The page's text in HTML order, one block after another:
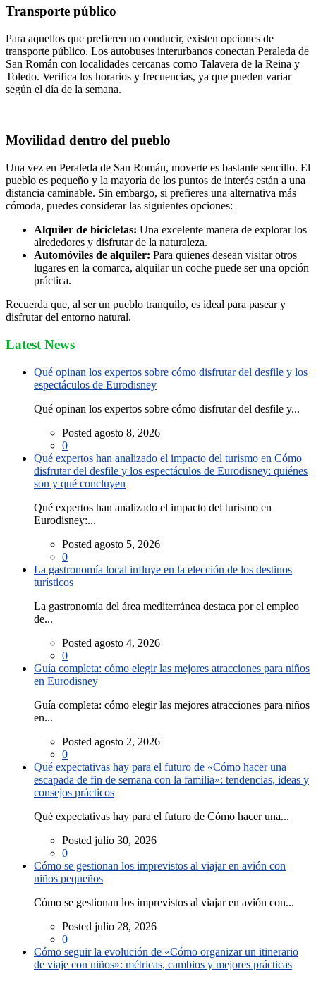
Transporte público
Para aquellos que prefieren no conducir, existen opciones de
transporte público. Los autobuses interurbanos conectan Peraleda de
San Román con localidades cercanas como Talavera de la Reina y
Toledo. Verifica los horarios y frecuencias, ya que pueden variar
según el día de la semana.
Movilidad dentro del pueblo
Una vez en Peraleda de San Román, moverte es bastante sencillo. El
pueblo es pequeño y la mayoría de los puntos de interés están a una
distancia caminable. Sin embargo, si prefieres una alternativa más
cómoda, puedes considerar las siguientes opciones:
Alquiler de bicicletas: Una excelente manera de explorar los
alrededores y disfrutar de la naturaleza.
Automóviles de alquiler: Para quienes desean visitar otros
lugares en la comarca, alquilar un coche puede ser una opción
práctica.
Recuerda que, al ser un pueblo tranquilo, es ideal para pasear y
disfrutar del entorno natural.
Latest News
Qué opinan los expertos sobre cómo disfrutar del desfile y los
espectáculos de Eurodisney
Qué opinan los expertos sobre cómo disfrutar del desfile y...
Posted agosto 8, 2026
0
Qué expertos han analizado el impacto del turismo en Cómo
disfrutar del desfile y los espectáculos de Eurodisney: quiénes
son y qué concluyen
Qué expertos han analizado el impacto del turismo en
Eurodisney:...
Posted agosto 5, 2026
0
La gastronomía local influye en la elección de los destinos
turísticos
La gastronomía del área mediterránea destaca por el empleo
de...
Posted agosto 4, 2026
0
Guía completa: cómo elegir las mejores atracciones para niños
en Eurodisney
Guía completa: cómo elegir las mejores atracciones para niños
en...
Posted agosto 2, 2026
0
Qué expectativas hay para el futuro de «Cómo hacer una
escapada de fin de semana con la familia»: tendencias, ideas y
consejos prácticos
Qué expectativas hay para el futuro de Cómo hacer una...
Posted julio 30, 2026
0
Cómo se gestionan los imprevistos al viajar en avión con
niños pequeños
Cómo se gestionan los imprevistos al viajar en avión con...
Posted julio 28, 2026
0
Cómo seguir la evolución de «Cómo organizar un itinerario
de viaje con niños»: métricas, cambios y mejores prácticas